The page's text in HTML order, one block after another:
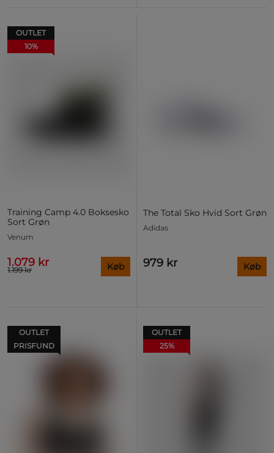
OUTLET
10%
Training Camp 4.0 Boksesko
Sort Grøn
Venum
1.079 kr
1.199 kr Køb
The Total Sko Hvid Sort Grøn
Adidas
979 kr Køb
OUTLET
PRISFUND
OUTLET
25%